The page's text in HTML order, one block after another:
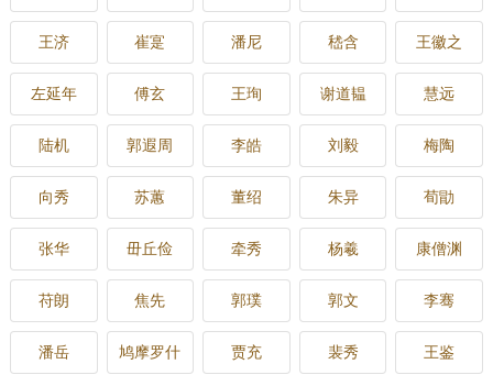
王济 崔寔 潘尼 嵇含 王徽之
左延年 傅玄 王珣 谢道韫 慧远
陆机 郭遐周 李皓 刘毅 梅陶
向秀 苏蕙 董绍 朱异 荀勖
张华 毌丘俭 牵秀 杨羲 康僧渊
苻朗 焦先 郭璞 郭文 李骞
潘岳 鸠摩罗什 贾充 裴秀 王鉴